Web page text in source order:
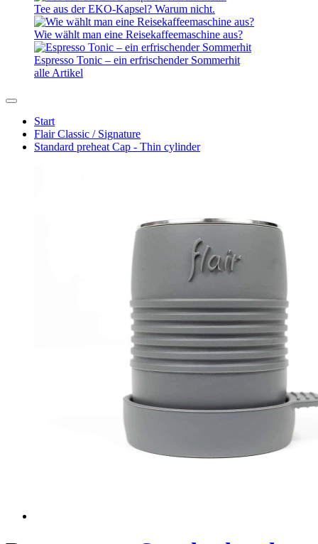
Tee aus der EKO-Kapsel? Warum nicht.
Wie wählt man eine Reisekaffeemaschine aus?
Espresso Tonic – ein erfrischender Sommerhit
alle Artikel
Start
Flair Classic / Signature
Standard preheat Cap - Thin cylinder